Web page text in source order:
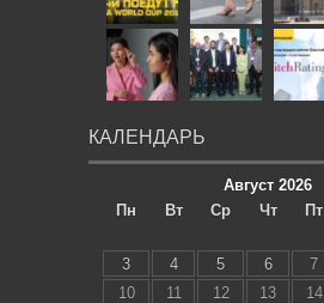
КАЛЕНДАРЬ
Август 2026
Пн
Вт Ср Чт Пт
3
4 5 6 7
10
11 12 13 14